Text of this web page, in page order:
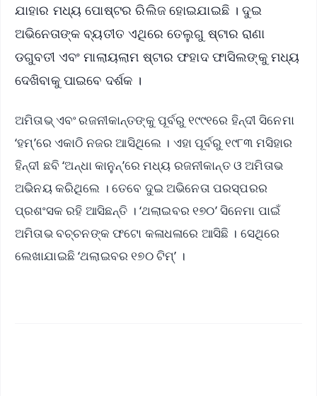
ଯାହାର ମଧ୍ୟ ପୋଷ୍ଟର ରିଲିଜ ହୋଇଯାଇଛି । ଦୁଇ
ଅଭିନେତାଙ୍କ ବ୍ୟତୀତ ଏଥିରେ ତେଲୁଗୁ ଷ୍ଟାର ରାଣା
ଡଗୁବତୀ ଏବଂ ମାଲାୟଲାମ ଷ୍ଟାର ଫହାଦ ଫାସିଲଙ୍କୁ ମଧ୍ୟ
ଦେଖିବାକୁ ପାଇବେ ଦର୍ଶକ ।
ଅମିତାଭ୍‌ ଏବଂ ରଜନୀକାନ୍ତଙ୍କୁ ପୂର୍ବରୁ ୧୯୯୧ରେ ହିନ୍ଦୀ ସିନେମା
‘ହମ୍‌’ରେ ଏକାଠି ନଜର ଆସିଥିଲେ । ଏହା ପୂର୍ବରୁ ୧୯୮୩ ମସିହାର
ହିନ୍ଦୀ ଛବି ‘ଅନ୍ଧା କାନୁନ୍’ରେ ମଧ୍ୟ ରଜନୀକାନ୍ତ ଓ ଅମିତାଭ
ଅଭିନୟ କରିଥିଲେ । ତେବେ ଦୁଇ ଅଭିନେତା ପରସ୍ପରର
ପ୍ରଶଂସକ ରହି ଆସିଛନ୍ତି । ‘ଥଲାଇବର ୧୭୦’ ସିନେମା ପାଇଁ
ଅମିତାଭ ବଚ୍ଚନଙ୍କ ଫଟୋ କଳାଧଳାରେ ଆସିଛି । ସେଥିରେ
ଲେଖାଯାଇଛି ‘ଥଲାଇବର ୧୭୦ ଟିମ୍‌’ ।